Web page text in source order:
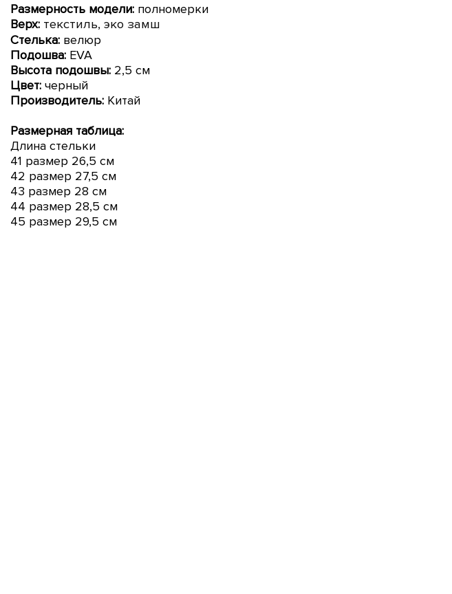
Размерность модели: полномерки
Верх: текстиль, эко замш
Стелька: велюр
Подошва: EVA
Высота подошвы: 2,5 см
Цвет: черный
Производитель: Китай
Размерная таблица:
Длина стельки
41 размер 26,5 см
42 размер 27,5 см
43 размер 28 см
44 размер 28,5 см
45 размер 29,5 см